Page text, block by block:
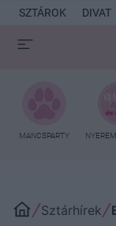
SZTÁROK DIVAT
MANCSPARTY
Sztárhírek